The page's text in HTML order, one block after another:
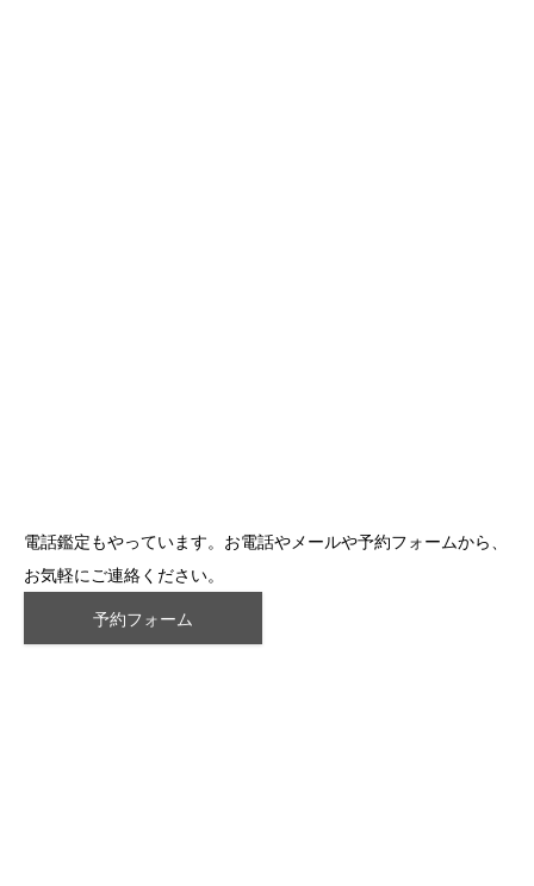
電話鑑定もやっています。お電話やメールや予約フォームから、
お気軽にご連絡ください。
予約フォーム